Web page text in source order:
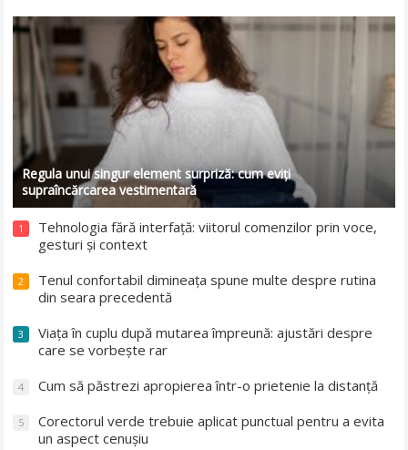
Regula unui singur element surpriză: cum eviți
supraîncărcarea vestimentară
1
Tehnologia fără interfață: viitorul comenzilor prin voce,
gesturi și context
2
Tenul confortabil dimineața spune multe despre rutina
din seara precedentă
3
Viața în cuplu după mutarea împreună: ajustări despre
care se vorbește rar
4 Cum să păstrezi apropierea într-o prietenie la distanță
5
Corectorul verde trebuie aplicat punctual pentru a evita
un aspect cenușiu